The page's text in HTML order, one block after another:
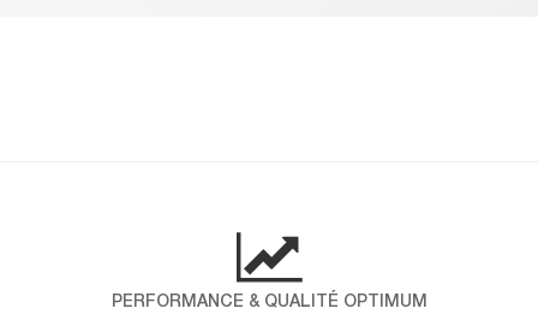
nous avons réalisé une enquête NPS (Net
Promoter Score), un indicateur international qui
évalue la probabilité que nos clients nous
PERFORMANCE & QUALITÉ OPTIMUM